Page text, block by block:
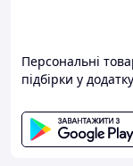
Персональні
підбірки у додатку